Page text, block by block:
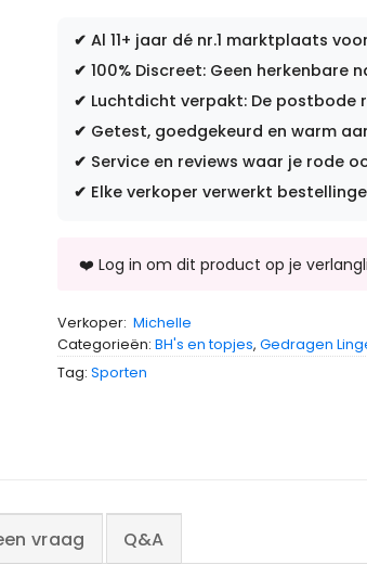
✔ Al 11+ jaar dé nr.1 marktplaats
✔ 100% Discreet: Geen herkenbare
✔ Luchtdicht verpakt: De postbode
✔ Getest, goedgekeurd en warm
✔ Service en reviews waar je rode
✔ Elke verkoper verwerkt
Verkoper: Michelle
Categorieën: BH's en topjes, Gedragen
Tag: Sporten
vraag Q&A